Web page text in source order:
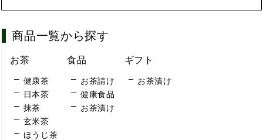
商品一覧から探す
お茶
健康茶
日本茶
抹茶
玄米茶
ほうじ茶
食品
お茶請け
健康食品
お茶漬け
ギフト
お茶漬け